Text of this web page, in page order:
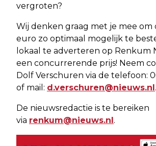
vergroten?
Wij denken graag met je mee om
euro zo optimaal mogelijk te
lokaal te adverteren op Renkum
een concurrerende prijs! Neem
Dolf Verschuren via de telefoon:
of mail: d.verschuren@nieuws.nl.
De nieuwsredactie is te bereiken
via renkum@nieuws.nl.